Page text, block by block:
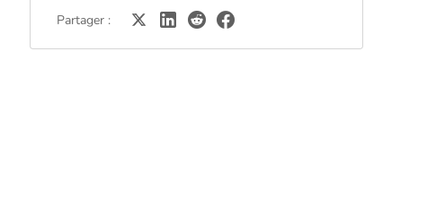
Partager :